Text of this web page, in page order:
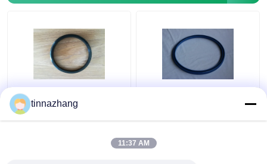
Yırtılma Direnci Hidrolik
Dudak Keçesi, Dayanıklı
Piston Sızdırmazlığı
Solvent Direnci
tinnazhang
11:37 AM